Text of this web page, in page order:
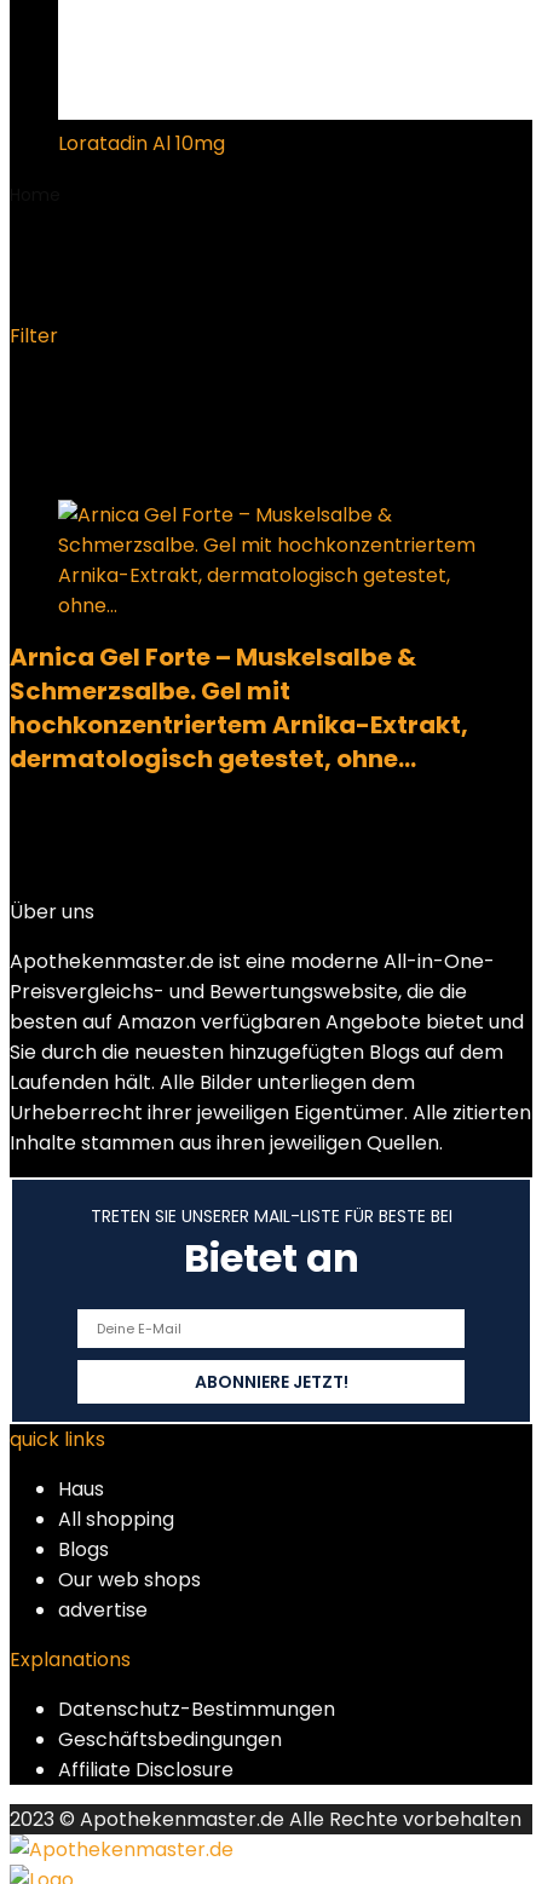
Loratadin Al 10mg
Filter
Arnica Gel Forte – Muskelsalbe &
Schmerzsalbe. Gel mit
hochkonzentriertem Arnika-Extrakt,
dermatologisch getestet, ohne…
Über uns
Apothekenmaster.de ist eine moderne All-in-One-
Preisvergleichs- und Bewertungswebsite, die die
besten auf Amazon verfügbaren Angebote bietet und
Sie durch die neuesten hinzugefügten Blogs auf dem
Laufenden hält. Alle Bilder unterliegen dem
Urheberrecht ihrer jeweiligen Eigentümer. Alle zitierten
Inhalte stammen aus ihren jeweiligen Quellen.
TRETEN SIE UNSERER MAIL-LISTE FÜR BESTE BEI
Bietet an
quick links
Haus
All shopping
Blogs
Our web shops
advertise
Explanations
Datenschutz-Bestimmungen
Geschäftsbedingungen
Affiliate Disclosure
2023 © Apothekenmaster.de Alle Rechte vorbehalten